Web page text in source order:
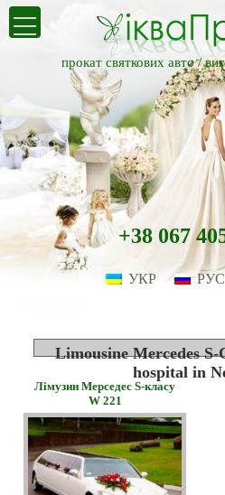
прокат святкових авто /
+38 067
УКР РУС
Limousine Mercedes S-
hospital in
Лімузин Мерседес S-класу
W 221